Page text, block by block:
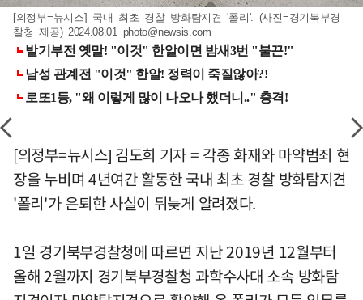
[의정부=뉴시스] 국내 최초 경찰 방화탐지견 '폴리'. (사진=경기북부경
찰청 제공) 2024.08.01 photo@newsis.com
[의정부=뉴시스] 김도희 기자 = 각종 화재와 마약범죄 현
장을 누비며 4년여간 활동한 국내 최초 경찰 방화탐지견
'폴리'가 은퇴한 사실이 뒤늦게 알려졌다.
1일 경기북부경찰청에 따르면 지난 2019년 12월부터
올해 2월까지 경기북부경찰청 과학수사대 소속 방화탐